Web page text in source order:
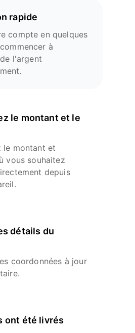
rapide
compte en quelques
à
l'argent
le montant et le
le montant et
vous souhaitez
depuis
détails du
coordonnées à jour
ont été livrés